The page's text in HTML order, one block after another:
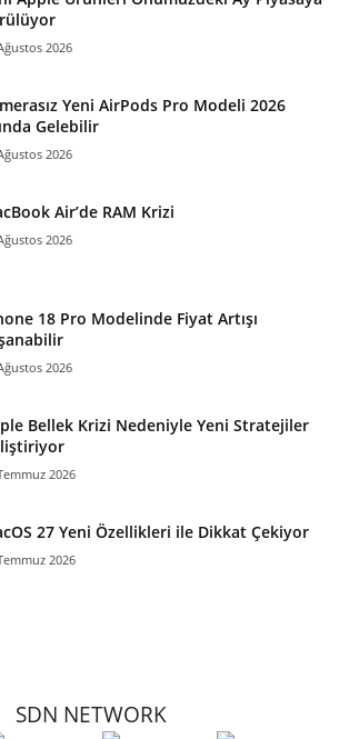
2026
Yeni AirPods Pro Modeli 2026
Gelebilir
2026
Air’de RAM Krizi
2026
18 Pro Modelinde Fiyat Artışı
2026
Bellek Krizi Nedeniyle Yeni Stratejiler
2026
27 Yeni Özellikleri ile Dikkat Çekiyor
2026
SDN NETWORK